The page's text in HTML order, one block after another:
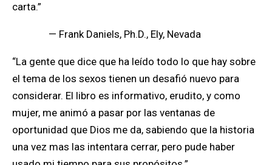
carta.”
— Frank Daniels, Ph.D., Ely, Nevada
“La gente que dice que ha leído todo lo que hay sobre
el tema de los sexos tienen un desafió nuevo para
considerar. El libro es informativo, erudito, y como
mujer, me animó a pasar por las ventanas de
oportunidad que Dios me da, sabiendo que la historia
una vez mas las intentara cerrar, pero pude haber